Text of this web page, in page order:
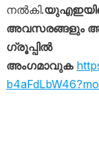
നൽകി.
അവസരങ്ങളും
ഗ്രൂപ്പിൽ
അംഗമാവുക